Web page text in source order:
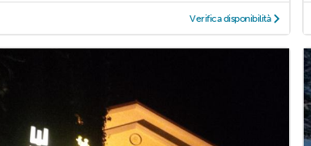
Verifica disponibilità